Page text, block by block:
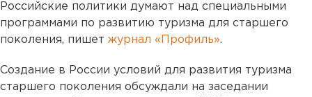
Российские политики думают над специальными
программами по развитию туризма для старшего
поколения, пишет журнал «Профиль».
Создание в России условий для развития туризма
старшего поколения обсуждали на заседании